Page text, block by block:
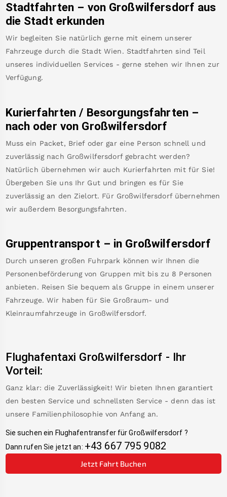
Stadtfahrten – von Großwilfersdorf aus
die Stadt erkunden
Wir begleiten Sie natürlich gerne mit einem unserer
Fahrzeuge durch die Stadt Wien. Stadtfahrten sind Teil
unseres individuellen Services - gerne stehen wir Ihnen zur
Verfügung.
Kurierfahrten / Besorgungsfahrten –
nach oder von Großwilfersdorf
Muss ein Packet, Brief oder gar eine Person schnell und
zuverlässig nach Großwilfersdorf gebracht werden?
Natürlich übernehmen wir auch Kurierfahrten mit für Sie!
Übergeben Sie uns Ihr Gut und bringen es für Sie
zuverlässig an den Zielort. Für Großwilfersdorf übernehmen
wir außerdem Besorgungsfahrten.
Gruppentransport – in Großwilfersdorf
Durch unseren großen Fuhrpark können wir Ihnen die
Personenbeförderung von Gruppen mit bis zu 8 Personen
anbieten. Reisen Sie bequem als Gruppe in einem unserer
Fahrzeuge. Wir haben für Sie Großraum- und
Kleinraumfahrzeuge in Großwilfersdorf.
Flughafentaxi Großwilfersdorf - Ihr
Vorteil:
Ganz klar: die Zuverlässigkeit! Wir bieten Ihnen garantiert
den besten Service und schnellsten Service - denn das ist
unsere Familienphilosophie von Anfang an.
Sie suchen ein Flughafentransfer für Großwilfersdorf ?
Dann rufen Sie jetzt an: +43 667 795 9082
Jetzt Fahrt Buchen